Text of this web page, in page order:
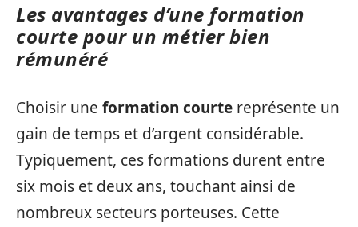
Les avantages d’une formation
courte pour un métier bien
rémunéré
Choisir une formation courte représente un
gain de temps et d’argent considérable.
Typiquement, ces formations durent entre
six mois et deux ans, touchant ainsi de
nombreux secteurs porteuses. Cette